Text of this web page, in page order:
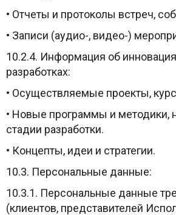
• Отчеты и протоколы встреч,
• Записи (аудио-, видео-)
10.2.4. Информация об
разработках:
• Осуществляемые проекты,
• Новые программы и методики,
стадии разработки.
• Концепты, идеи и стратегии.
10.3. Персональные данные:
10.3.1. Персональные данные
(клиентов, представителей